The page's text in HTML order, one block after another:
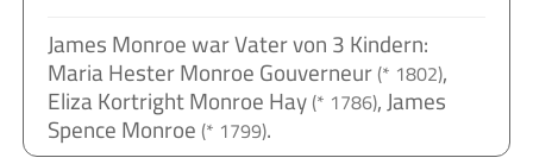
James Monroe war Vater von 3 Kindern:
Maria Hester Monroe Gouverneur(* 1802),
Eliza Kortright Monroe Hay(* 1786), James
Spence Monroe (* 1799).